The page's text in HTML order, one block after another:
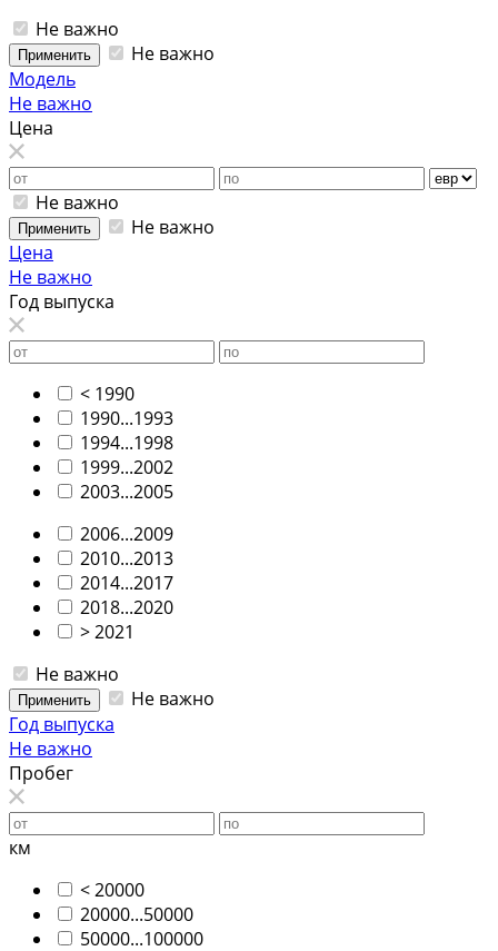
Не важно
Применить
Не важно
Модель
Не важно
Цена
Не важно
Применить
Не важно
Цена
Не важно
Год выпуска
< 1990
1990...1993
1994...1998
1999...2002
2003...2005
2006...2009
2010...2013
2014...2017
2018...2020
> 2021
Не важно
Применить
Не важно
Год выпуска
Не важно
Пробег
км
< 20000
20000...50000
50000...100000